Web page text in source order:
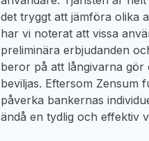
det tryggt att jämföra olika
har vi noterat att vissa
preliminära erbjudanden
beror på att långivarna
beviljas. Eftersom Zensum
påverka bankernas
ändå en tydlig och effektiv